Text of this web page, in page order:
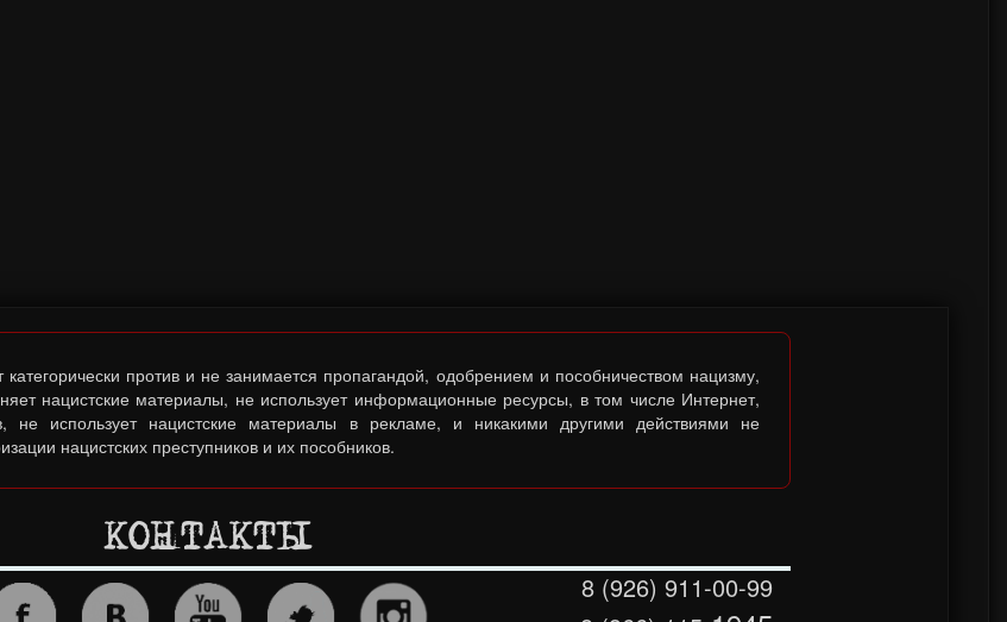
против и не занимается пропагандой, одобрением и пособничеством нацизму,
нацистские материалы, не использует информационные ресурсы, в том числе Интернет,
не использует нацистские материалы в рекламе, и никакими другими действиями не
нацистских преступников и их пособников.
КОНТАКТЫ
8 (926) 911-00-99